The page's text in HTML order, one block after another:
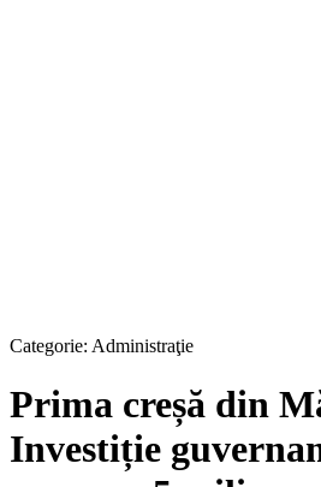
Categorie: Administraţie
Prima creșă din
Investiție